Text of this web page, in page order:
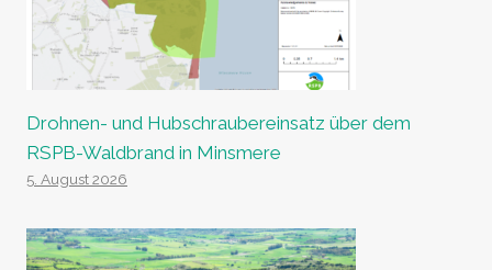
Drohnen- und Hubschraubereinsatz über dem
RSPB-Waldbrand in Minsmere
5. August 2026